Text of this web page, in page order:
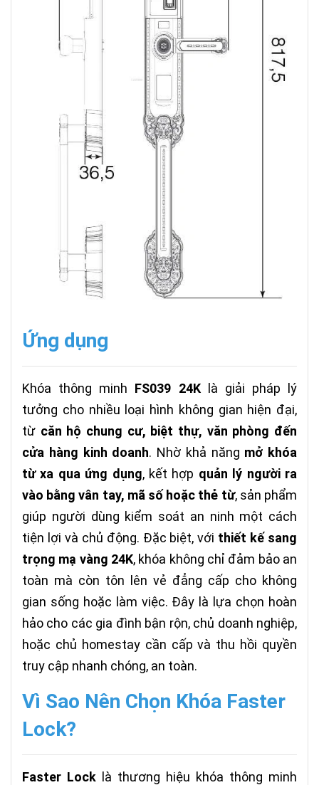
Ứng dụng
Khóa thông minh FS039 24Klà giải pháp lý
tưởng cho nhiều loại hình không gian hiện đại,
từ căn hộ chung cư, biệt thự, văn phòng đến
cửa hàng kinh doanh. Nhờ khả năng mở khóa
từ xa qua ứng dụng, kết hợp quản lý người ra
vào bằng vân tay, mã số hoặc thẻ từ, sản phẩm
giúp người dùng kiểm soát an ninh một cách
tiện lợi và chủ động. Đặc biệt, với thiết kế sang
trọng mạ vàng 24K, khóa không chỉ đảm bảo an
toàn mà còn tôn lên vẻ đẳng cấp cho không
gian sống hoặc làm việc. Đây là lựa chọn hoàn
hảo cho các gia đình bận rộn, chủ doanh nghiệp,
hoặc chủ homestay cần cấp và thu hồi quyền
truy cập nhanh chóng, an toàn.
Vì Sao Nên Chọn Khóa Faster
Lock?
Faster Lock là thương hiệu khóa thông minh